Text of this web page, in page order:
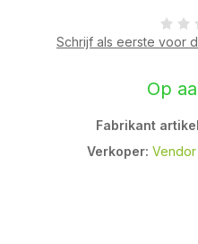
Schrijf als eerste voor
Op
Fabrikant
Verkoper: